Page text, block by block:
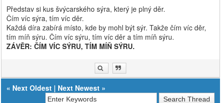
Představ si kus švýcarského sýra, který je plný děr.
Čím víc sýra, tím víc děr.
Každá díra zabírá místo, kde by mohl být sýr. Takže čím víc děr,
tím míň sýru. Čím víc sýru, tím víc děr a tím míň sýru.
ZÁVĚR: ČÍM VÍC SÝRU, TÍM MÍŇ SÝRU.
« Next Oldest | Next Newest »